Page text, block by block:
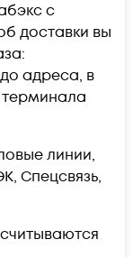
c
доставки вы
адреса, в
терминала
линии,
Спецсвязь,